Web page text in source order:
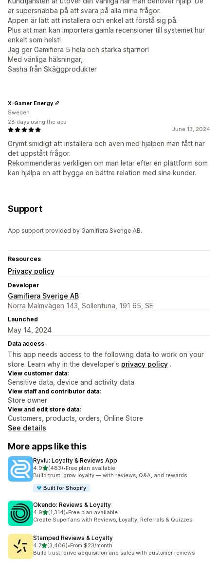
är supersnabba på att svara på alla mina frågor.
Appen är lätt att installera och enkel att förstå sig på.
Plus att man kan importera gamla recensioner till systemet hur
enkelt som helst!
Jag ger Gamifiera 5 hela och starka stjärnor!
Med vänliga hälsningar,
Sasha från Skäggprodukter
June 13, 2024
Grymt smidigt att installera och även med hjälpen man fått när
det uppstått frågor.
Rekommenderas verkligen om man letar efter en plattform som
kan hjälpa en att bygga en bättre relation med sina kunder.
X-Gamer Energy
Sweden
28 days using the app
Support
App support provided by Gamifiera Sverige AB.
Resources
Privacy policy
Developer
Gamifiera Sverige AB
Norra Malmvägen 143, Sollentuna, 191 65, SE
Launched
May 14, 2024
Data access
This app needs access to the following data to work on your
store. Learn why in the developer's privacy policy .
View customer data:
Sensitive data, device and activity data
View staff and contributor data:
Store owner
View and edit store data:
Customers, products, orders, Online Store
See details
More apps like this
Ryviu: Loyalty & Reviews App
4.9out of 5 stars
(483)
483 total reviews
•Free plan available
Build trust, grow loyalty — with reviews, Q&A, and rewards
Built for Shopify
Okendo: Reviews & Loyalty
4.9out of 5 stars
(1,314)
1314 total reviews
•Free plan available
Create Superfans with Reviews, Loyalty, Referrals & Quizzes
Stamped Reviews & Loyalty
4.7out of 5 stars
(3,406)
3406 total reviews
•From $23/month
Build trust, drive acquisition and sales with customer reviews